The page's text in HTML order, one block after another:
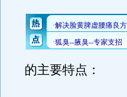
的主要特点：